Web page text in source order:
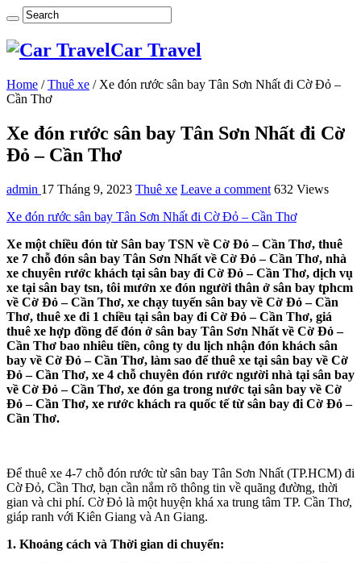
Car Travel
Home / Thuê xe / Xe đón rước sân bay Tân Sơn Nhất đi Cờ Đỏ –
Cần Thơ
Xe đón rước sân bay Tân Sơn Nhất đi Cờ
Đỏ – Cần Thơ
admin 17 Tháng 9, 2023 Thuê xe Leave a comment 632 Views
Xe đón rước sân bay Tân Sơn Nhất đi Cờ Đỏ – Cần Thơ
Xe một chiều đón từ Sân bay TSN về Cờ Đỏ – Cần Thơ, thuê
xe 7 chỗ đón sân bay Tân Sơn Nhất về Cờ Đỏ – Cần Thơ, nhà
xe chuyên rước khách tại sân bay đi Cờ Đỏ – Cần Thơ, dịch vụ
xe tại sân bay tsn, tôi mướn xe đón người thân ở sân bay tphcm
về Cờ Đỏ – Cần Thơ, xe chạy tuyến sân bay về Cờ Đỏ – Cần
Thơ, thuê xe đi 1 chiều tại sân bay đi Cờ Đỏ – Cần Thơ, giá
thuê xe hợp đồng để đón ở sân bay Tân Sơn Nhất về Cờ Đỏ –
Cần Thơ bao nhiêu tiền, công ty du lịch nhận đón khách sân
bay về Cờ Đỏ – Cần Thơ, làm sao để thuê xe tại sân bay về Cờ
Đỏ – Cần Thơ, xe 4 chỗ chuyên đón rước người nhà tại sân bay
về Cờ Đỏ – Cần Thơ, xe đón ga trong nước tại sân bay về Cờ
Đỏ – Cần Thơ, xe rước khách ra quốc tế từ sân bay đi Cờ Đỏ –
Cần Thơ.
Để thuê xe 4-7 chỗ đón rước từ sân bay Tân Sơn Nhất (TP.HCM) đi
Cờ Đỏ, Cần Thơ, bạn cần nắm rõ thông tin về quãng đường, thời
gian và chi phí. Cờ Đỏ là một huyện khá xa trung tâm TP. Cần Thơ,
giáp ranh với Kiên Giang và An Giang.
1. Khoảng cách và Thời gian di chuyển: